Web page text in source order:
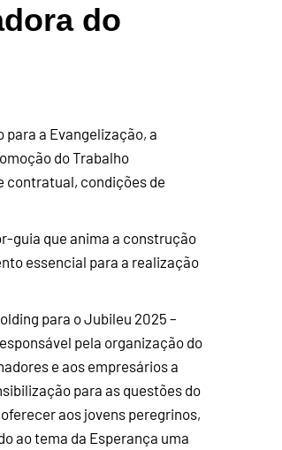
do
a Evangelização, a
do Trabalho
contratual, condições de
guia que anima a construção
essencial para a realização
para o Jubileu 2025 –
pela organização do
e aos empresários a
para as questões do
aos jovens peregrinos,
ao tema da Esperança uma